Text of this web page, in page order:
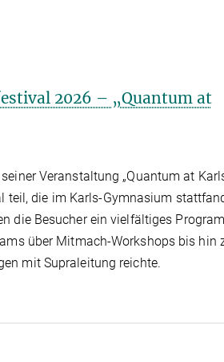
2026 – „Quantum at
Veranstaltung „Quantum at
teil, die im Karls-Gymnasium
die Besucher ein vielfältiges
über Mitmach-Workshops bis hin
mit Supraleitung reichte.